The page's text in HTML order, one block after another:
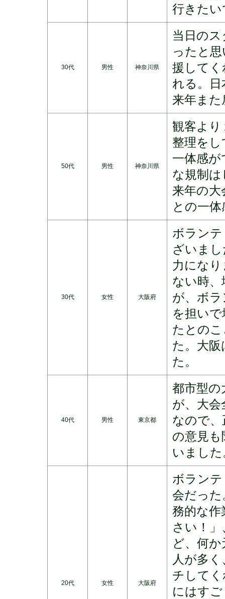
行きたい
30代 男性 神奈川県
当日の
ったと
援してく
れる。
来年ま
50代 男性 神奈川県
観客より
整理を
一体感
な規制
来年の
との一
30代 女性 大阪府
ボラン
ざいま
力にな
ない時
が、ボ
を担い
たとの
た。大
た。
40代 男性 東京都
都市型の
が、大
なので
の意見
いました
20代 女性 大阪府
ボラン
会だった
務的な作
さい！
ど、何
人が多
チして
にはす